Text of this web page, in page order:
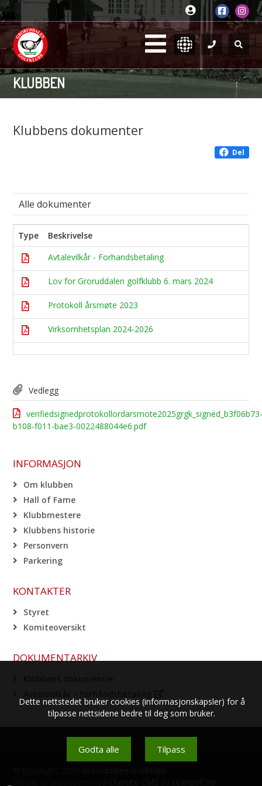
KLUBBEN
Klubbens dokumenter
Del
Alle dokumenter
Type
Beskrivelse
Avtalevilkår - Forhandsbetaling
Lov for Groruddalen golfklubb 6. mars 2024
Protokoll årsmøte 2023
Virksomhetsplan 2024-2026
Vedlegg
b108-f011-bae3-0022488044e6.pdf
INFORMASJON
Om klubben
Hall of Fame
Klubbmestere
Klubbens historie
Personvern
Parkering
KONTAKTER
Styret
Komiteoversikt
DOKUMENTARKIV
Dette nettstedet bruker cookies (informasjonskapsler) for å
tilpasse nettsidene bedre til deg som bruker.
Godta alle Tilpass